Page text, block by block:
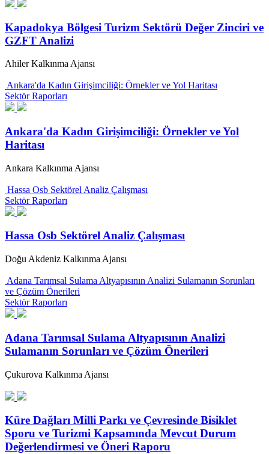
Kapadokya Bölgesi Turizm Sektörü Değer Zinciri ve
GZFT Analizi
Ahiler Kalkınma Ajansı
Ankara'da Kadın Girişimciliği: Örnekler ve Yol Haritası
Sektör Raporları
Ankara'da Kadın Girişimciliği: Örnekler ve Yol
Haritası
Ankara Kalkınma Ajansı
Hassa Osb Sektörel Analiz Çalışması
Sektör Raporları
Hassa Osb Sektörel Analiz Çalışması
Doğu Akdeniz Kalkınma Ajansı
Adana Tarımsal Sulama Altyapısının Analizi Sulamanın Sorunları
ve Çözüm Önerileri
Sektör Raporları
Adana Tarımsal Sulama Altyapısının Analizi
Sulamanın Sorunları ve Çözüm Önerileri
Çukurova Kalkınma Ajansı
Küre Dağları Milli Parkı ve Çevresinde Bisiklet
Sporu ve Turizmi Kapsamında Mevcut Durum
Değerlendirmesi ve Öneri Raporu